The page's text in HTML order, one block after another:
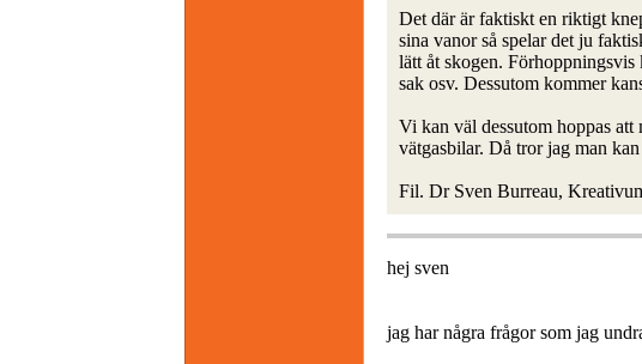
Det där är faktiskt en riktigt
sina vanor så spelar det ju
lätt åt skogen. Förhoppningsvis
sak osv. Dessutom kommer
Vi kan väl dessutom hoppas att
vätgasbilar. Då tror jag man
Fil. Dr Sven Burreau,
hej sven
jag har några frågor som jag